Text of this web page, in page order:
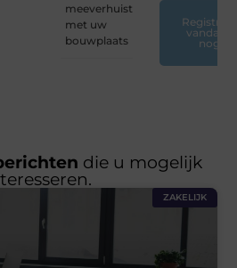
meeverhuist
met uw
bouwplaats
Registreer
vandaag
nog
die u mogelijk
ZAKELIJK